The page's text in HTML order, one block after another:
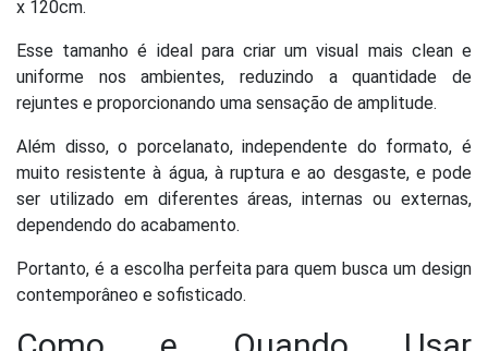
x 120cm.
Esse tamanho é ideal para criar um visual mais clean e
uniforme nos ambientes, reduzindo a quantidade de
rejuntes e proporcionando uma sensação de amplitude.
Além disso, o porcelanato, independente do formato, é
muito resistente à água, à ruptura e ao desgaste, e pode
ser utilizado em diferentes áreas, internas ou externas,
dependendo do acabamento.
Portanto, é a escolha perfeita para quem busca um design
contemporâneo e sofisticado.